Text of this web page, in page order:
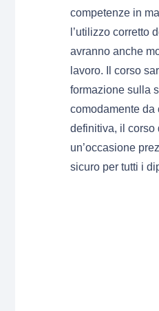
competenze in
l’utilizzo corretto
avranno anche
lavoro. Il corso
formazione sulla
comodamente da
definitiva, il corso
un’occasione
sicuro per tutti i